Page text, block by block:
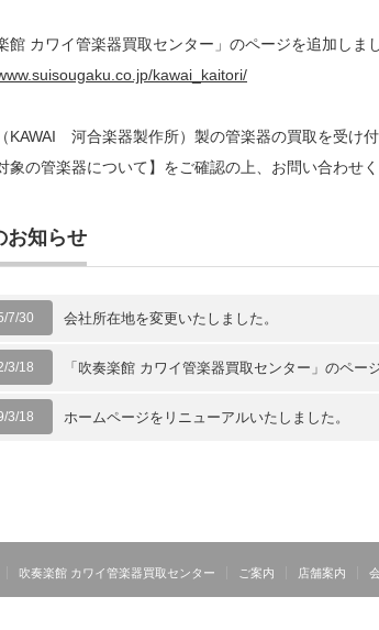
館 カワイ管楽器買取センター」のページを追加しまし
kawai_kaitori/
KAWAI 河合楽器製作所）製の管楽器の買取を受け付
象の管楽器について】をご確認の上、お問い合わせく
お知らせ
7/30 会社所在地を変更いたしました。
3/18 「吹奏楽館 カワイ管楽器買取センター」のペー
3/18 ホームページをリニューアルいたしました。
吹奏楽館 カワイ管楽器買取センター ご案内 店舗案内